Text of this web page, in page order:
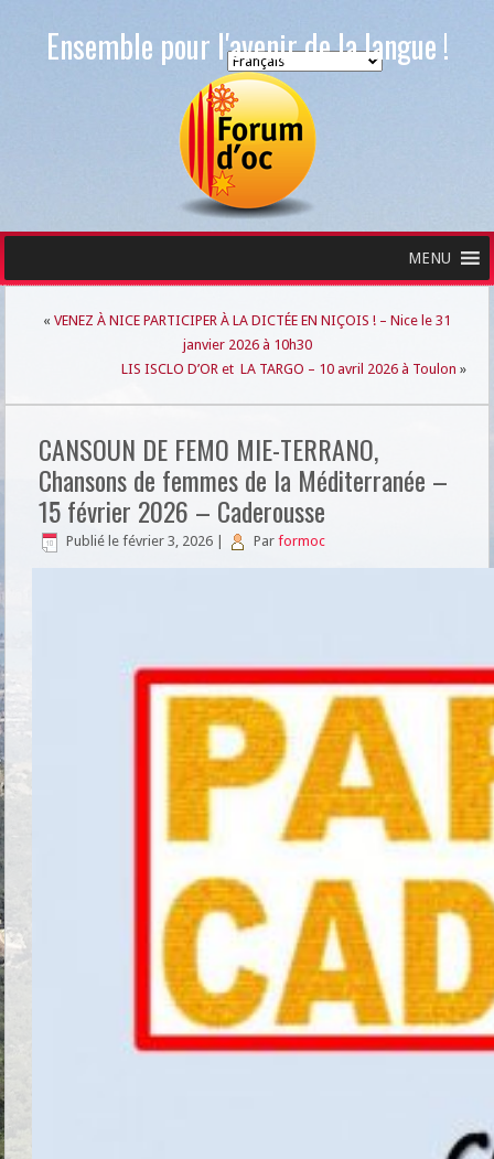
Choisir une langue
Ensemble pour l'avenir de la langue !
MENU
« VENEZ À NICE PARTICIPER À LA DICTÉE EN NIÇOIS ! – Nice le 31
janvier 2026 à 10h30
LIS ISCLO D’OR et LA TARGO – 10 avril 2026 à Toulon »
CANSOUN DE FEMO MIE-TERRANO,
Chansons de femmes de la Méditerranée –
15 février 2026 – Caderousse
Publié le février 3, 2026 Par formoc